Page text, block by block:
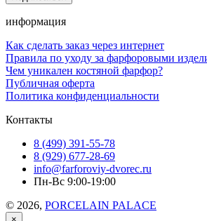
информация
Как сделать заказ через интернет
Правила по уходу за фарфоровыми
Чем уникален костяной фарфор?
Публичная оферта
Политика конфиденциальности
Контакты
8 (499) 391-55-78
8 (929) 677-28-69
info@farforoviy-dvorec.ru
Пн-Вс 9:00-19:00
© 2026, PORCELAIN PALACE